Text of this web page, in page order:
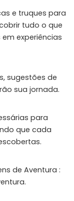
e truques para
tudo o que
experiências
sugestões de
sua jornada.
para
que cada